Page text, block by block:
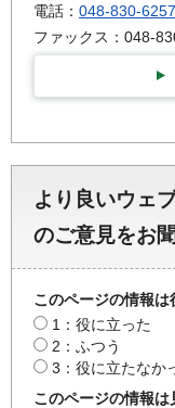
電話： 048-830-6257
ファックス：048-
より良いウェ
のご意見をお
このページの情報は
1：役に立った
2：ふつう
3：役に立たなか
このページの情報は